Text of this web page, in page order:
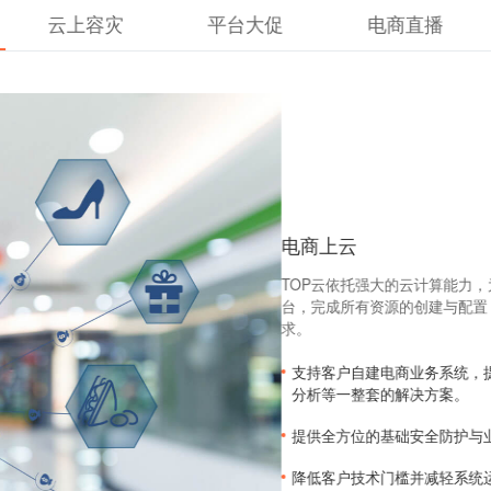
云上容灾 平台大促 电商直播
电商上云
TOP云依托强大的云计算能力
台，完成所有资源的创建与配
求。
支持客户自建电商业务系统
分析等一整套的解决方案。
提供全方位的基础安全防护与
降低客户技术门槛并减轻系